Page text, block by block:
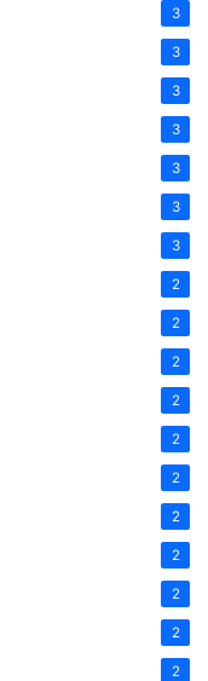
3
3
3
3
3
3
3
2
2
2
2
2
2
2
2
2
2
2